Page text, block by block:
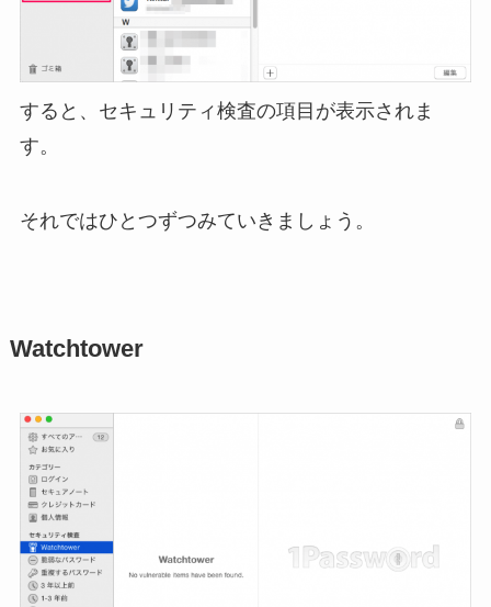
すると、セキュリティ検査の項目が表示されま
す。
それではひとつずつみていきましょう。
Watchtower